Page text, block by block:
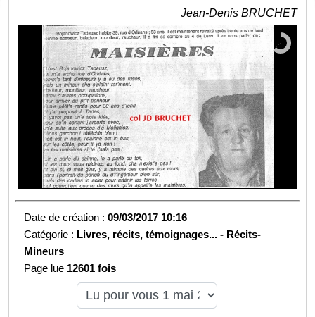
Jean-Denis BRUCHET
Date de création :09/03/2017 10:16
Catégorie : Livres, récits, témoignages... - Récits-
Mineurs
Page lue 12601 fois